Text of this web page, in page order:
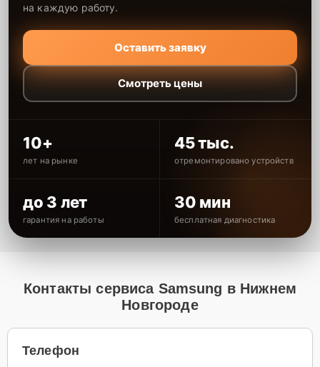
на каждую работу.
Оставить заявку
Смотреть цены
10+
лет на рынке
45 тыс.
отремонтировано устройств
до 3 лет
гарантия на работы
30 мин
бесплатная диагностика
Контакты сервиса Samsung в Нижнем
Новгороде
Телефон